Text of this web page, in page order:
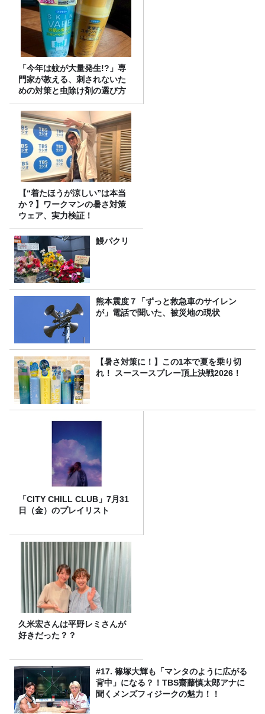
「今年は蚊が大量発生!?」専
門家が教える、刺されないた
めの対策と虫除け剤の選び方
【“着たほうが涼しい”は本当
か？】ワークマンの暑さ対策
ウェア、実力検証！
鰻パクリ
熊本震度７「ずっと救急車のサイレン
が」電話で聞いた、被災地の現状
【暑さ対策に！】この1本で夏を乗り切
れ！ スースースプレー頂上決戦2026！
「CITY CHILL CLUB」7月31
日（金）のプレイリスト
久米宏さんは平野レミさんが
好きだった？？
#17. 篠塚大輝も「マンタのように広がる
背中」になる？！TBS齋藤慎太郎アナに
聞くメンズフィジークの魅力！！